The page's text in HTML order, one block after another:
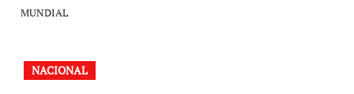
MUNDIAL
NACIONAL